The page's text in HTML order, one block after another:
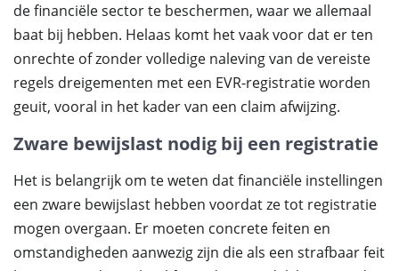
de financiële sector te beschermen, waar we allemaal
baat bij hebben. Helaas komt het vaak voor dat er ten
onrechte of zonder volledige naleving van de vereiste
regels dreigementen met een EVR-registratie worden
geuit, vooral in het kader van een claim afwijzing.
Zware bewijslast nodig bij een registratie
Het is belangrijk om te weten dat financiële instellingen
een zware bewijslast hebben voordat ze tot registratie
mogen overgaan. Er moeten concrete feiten en
omstandigheden aanwezig zijn die als een strafbaar feit